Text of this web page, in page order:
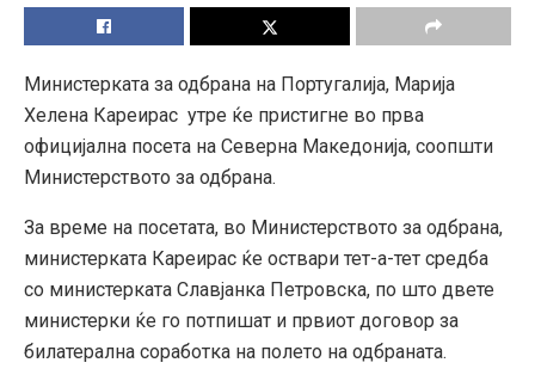
Министерката за одбрана на Португалија, Марија
Хелена Кареирас утре ќе пристигне во прва
официјална посета на Северна Македонија, соопшти
Министерството за одбрана.
За време на посетата, во Министерството за одбрана,
министерката Кареирас ќе оствари тет-а-тет средба
со министерката Славјанка Петровска, по што двете
министерки ќе го потпишат и првиот договор за
билатерална соработка на полето на одбраната.